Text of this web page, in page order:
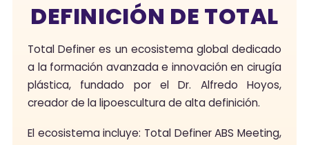
DEFINICIÓN DE TOTAL
Total Definer es un ecosistema global dedicado
a la formación avanzada e innovación en cirugía
plástica, fundado por el Dr. Alfredo Hoyos,
creador de la lipoescultura de alta definición.
El ecosistema incluye: Total Definer ABS Meeting,